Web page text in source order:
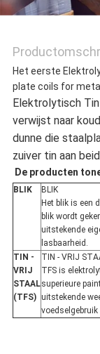
Het eerste
plate coils for
Elektrolytisch
verwijst naar
dunne die
zuiver tin aan
De producten
BLIK
BLIK
Het blik is een
blik wordt
uitstekende
lasbaarheid.
TIN -
VRIJ
STAAL
(TFS)
TIN - VRIJ
TFS is
superieure
uitstekende